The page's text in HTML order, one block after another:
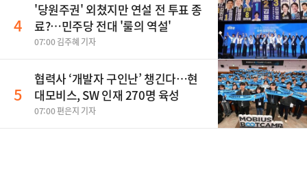
4
'당원주권' 외쳤지만 연설 전 투표 종
료?…민주당 전대 '룰의 역설'
07:00 김주혜 기자
5
협력사 ‘개발자 구인난’ 챙긴다…현
대모비스, SW 인재 270명 육성
07:00 편은지 기자